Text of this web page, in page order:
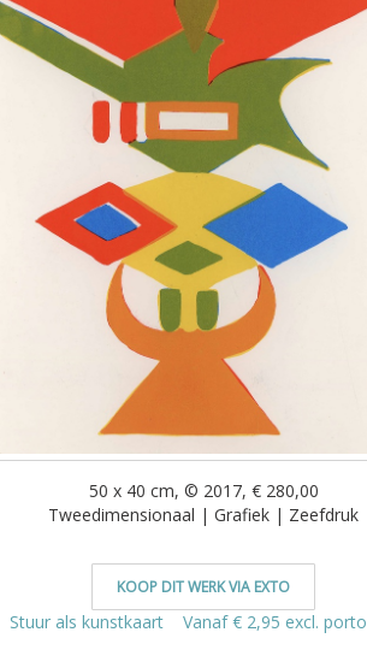
50 x 40 cm, © 2017, € 280,00
Tweedimensionaal | Grafiek | Zeefdruk
KOOP DIT WERK VIA EXTO
Stuur als kunstkaart Vanaf € 2,95 excl. porto